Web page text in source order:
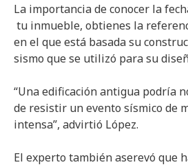
La importancia de conocer la
tu inmueble, obtienes la
en el que está basada su
sismo que se utilizó para su
“Una edificación antigua podría
de resistir un evento sísmico de
intensa”, advirtió López.
El experto también aserevó que